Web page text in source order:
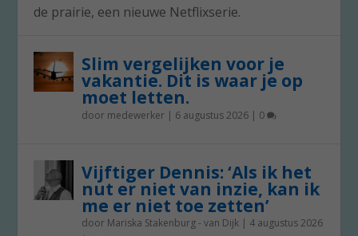
de prairie, een nieuwe Netflixserie.
Slim vergelijken voor je
vakantie. Dit is waar je op
moet letten.
door medewerker | 6 augustus 2026 | 0
Vijftiger Dennis: ‘Als ik het
nut er niet van inzie, kan ik
me er niet toe zetten’
door Mariska Stakenburg - van Dijk | 4 augustus 2026